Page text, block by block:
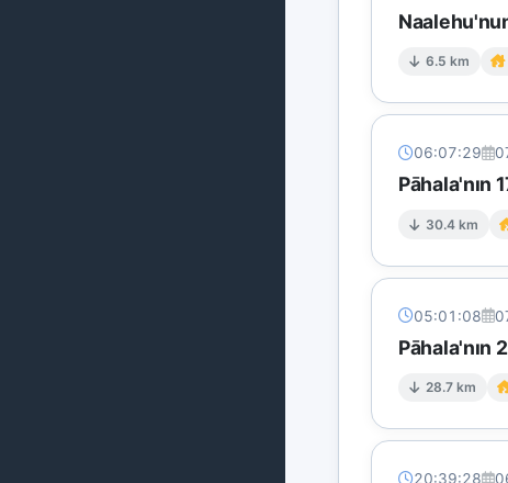
6.5 km
06:07:29
Pāhala'nın
30.4 km
05:01:08
Pāhala'nın
28.7 km
20:39:28